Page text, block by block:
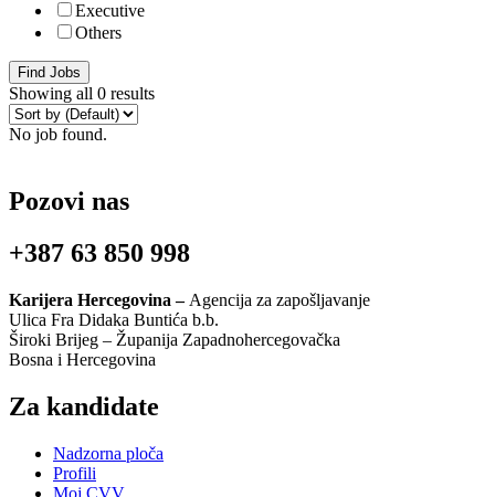
Executive
Others
Find Jobs
Showing all 0 results
No job found.
Pozovi nas
+387 63 850 998
Karijera Hercegovina – Agencija za zapošljavanje
Ulica Fra Didaka Buntića b.b.
Široki Brijeg – Županija Zapadnohercegovačka
Bosna i Hercegovina
Za kandidate
Nadzorna ploča
Profili
Moj CVV